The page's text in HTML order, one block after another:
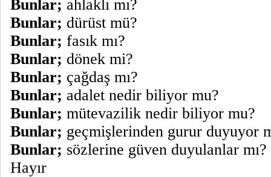
Bunlar; ahlaklı mı?
Bunlar; dürüst mü?
Bunlar; fasık mı?
Bunlar; dönek mi?
Bunlar; çağdaş mı?
Bunlar; adalet nedir biliyor mu?
Bunlar; mütevazilik nedir biliyor mu?
Bunlar; geçmişlerinden gurur duyuyor
Bunlar; sözlerine güven duyulanlar mı?
Hayır